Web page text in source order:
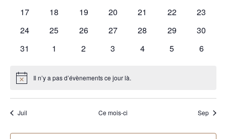
0
17
0
18
0
19
0
20
0
21
0
22
0
23
0
24
0
25
0
26
0
27
0
28
0
29
0
30
0
31
0
1
0
2
0
3
0
4
0
5
0
6
Notice Il n’y a pas d’évènements ce jour là.
Juil Ce mois-ci Sep